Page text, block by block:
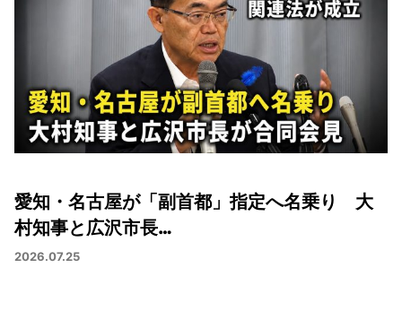
愛知・名古屋が「副首都」指定へ名乗り 大
村知事と広沢市長…
2026.07.25